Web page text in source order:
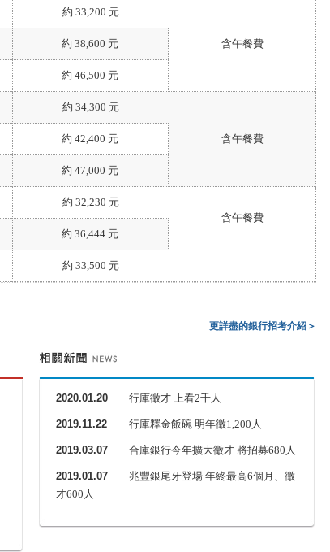
約 33,200 元
含午餐費
約 38,600 元
約 46,500 元
約 34,300 元
含午餐費
約 42,400 元
約 47,000 元
約 32,230 元
含午餐費
約 36,444 元
約 33,500 元
更詳盡的銀行招考介紹＞
2020.01.20 行庫徵才 上看2千人
2019.11.22 行庫釋金飯碗 明年徵1,200人
2019.03.07 合庫銀行今年擴大徵才 將招募680人
2019.01.07
兆豐銀尾牙登場 年終最高6個月、徵
才600人